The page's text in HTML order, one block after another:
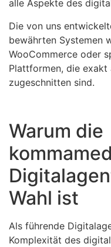
alle Aspekte des
Die von uns
bewährten Systemen
WooCommerce oder
Plattformen, die
zugeschnitten sind.
Warum die
Wahl ist
Als führende
Komplexität des